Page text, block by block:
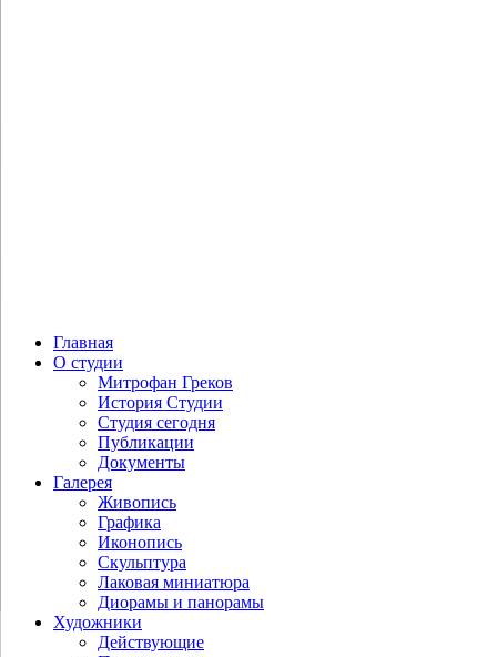
Главная
О студии
Митрофан Греков
История Студии
Студия сегодня
Публикации
Документы
Галерея
Живопись
Графика
Иконопись
Скульптура
Лаковая миниатюра
Диорамы и панорамы
Художники
Действующие